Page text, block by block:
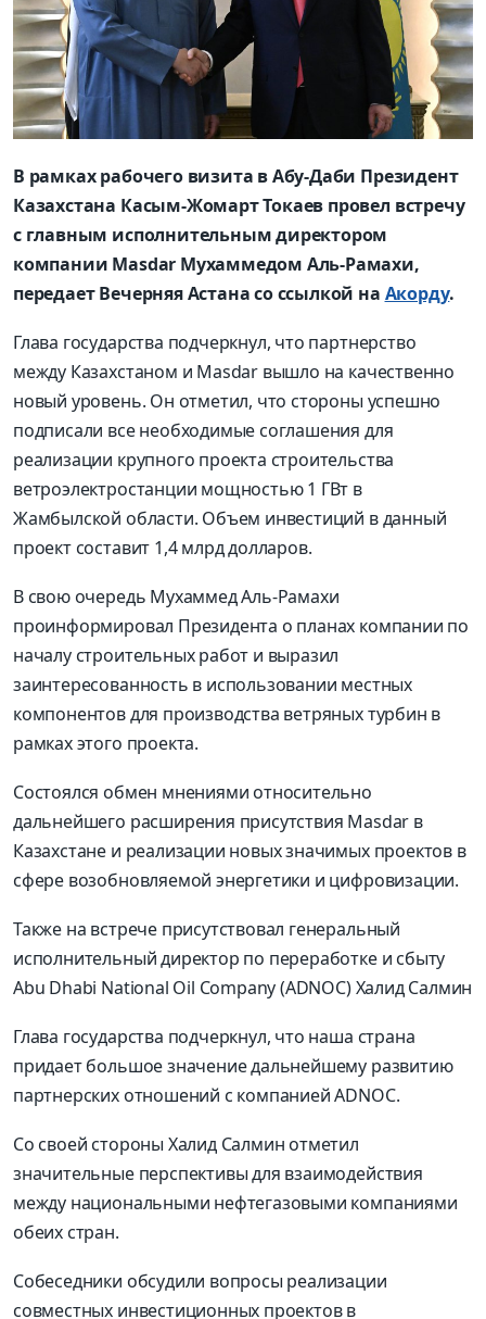
В рамках рабочего визита в Абу-Даби Президент
Казахстана Касым-Жомарт Токаев провел встречу
с главным исполнительным директором
компании Masdar Мухаммедом Аль-Рамахи,
передает Вечерняя Астана со ссылкой на Акорду.
Глава государства подчеркнул, что партнерство
между Казахстаном и Masdar вышло на качественно
новый уровень. Он отметил, что стороны успешно
подписали все необходимые соглашения для
реализации крупного проекта строительства
ветроэлектростанции мощностью 1 ГВт в
Жамбылской области. Объем инвестиций в данный
проект составит 1,4 млрд долларов.
В свою очередь Мухаммед Аль-Рамахи
проинформировал Президента о планах компании по
началу строительных работ и выразил
заинтересованность в использовании местных
компонентов для производства ветряных турбин в
рамках этого проекта.
Состоялся обмен мнениями относительно
дальнейшего расширения присутствия Masdar в
Казахстане и реализации новых значимых проектов в
сфере возобновляемой энергетики и цифровизации.
Также на встрече присутствовал генеральный
исполнительный директор по переработке и сбыту
Abu Dhabi National Oil Company (ADNOC) Халид Салмин
Глава государства подчеркнул, что наша страна
придает большое значение дальнейшему развитию
партнерских отношений с компанией ADNOC.
Со своей стороны Халид Салмин отметил
значительные перспективы для взаимодействия
между национальными нефтегазовыми компаниями
обеих стран.
Собеседники обсудили вопросы реализации
совместных инвестиционных проектов в